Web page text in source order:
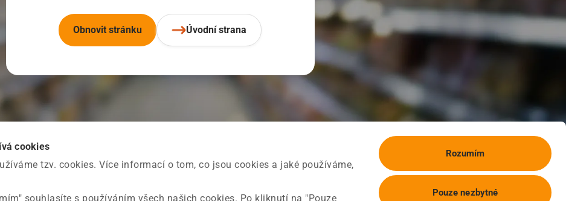
cookies
tzv. cookies. Více informací o tom, co jsou cookies a jaké používáme,
souhlasíte s používáním všech našich cookies. Po kliknutí na "Pouze
Rozumím
Pouze nezbytné
Obnovit stránku Úvodní strana